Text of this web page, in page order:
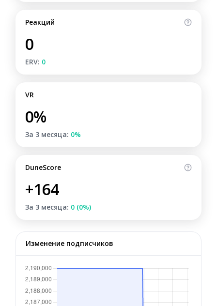
Реакций
0
ERV: 0
VR
0%
За 3 месяца: 0%
DuneScore
+164
За 3 месяца: 0 (0%)
Изменение подписчиков